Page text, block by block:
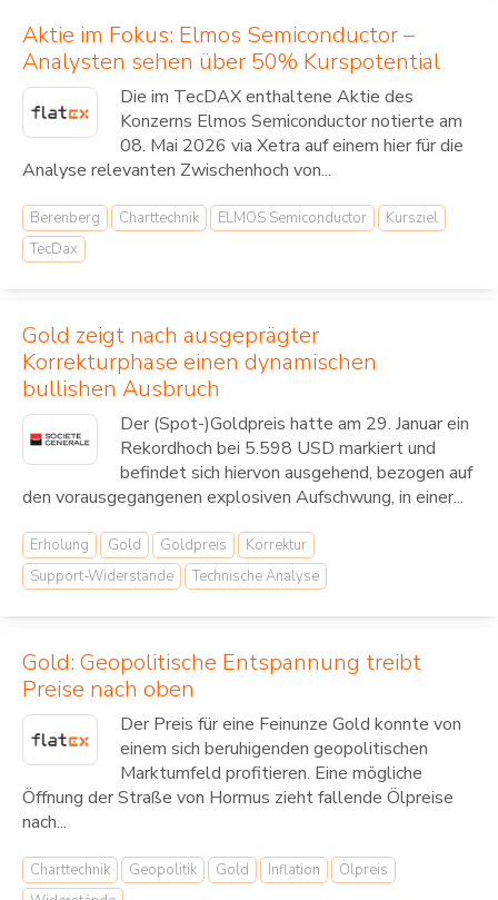
Aktie im Fokus: Elmos Semiconductor –
Analysten sehen über 50% Kurspotential
Die im TecDAX enthaltene Aktie des
Konzerns Elmos Semiconductor notierte am
08. Mai 2026 via Xetra auf einem hier für die
Analyse relevanten Zwischenhoch von...
Berenberg Charttechnik ELMOS Semiconductor
Kursziel
TecDax
Gold zeigt nach ausgeprägter
Korrekturphase einen dynamischen
bullishen Ausbruch
Der (Spot-)Goldpreis hatte am 29. Januar ein
Rekordhoch bei 5.598 USD markiert und
befindet sich hiervon ausgehend, bezogen auf
den vorausgegangenen explosiven Aufschwung, in einer...
Erholung Gold Goldpreis
Korrektur
Support-Widerstände
Technische Analyse
Gold: Geopolitische Entspannung treibt
Preise nach oben
Der Preis für eine Feinunze Gold konnte von
einem sich beruhigenden geopolitischen
Marktumfeld profitieren. Eine mögliche
Öffnung der Straße von Hormus zieht fallende Ölpreise
nach...
Charttechnik Geopolitik Gold Inflation
Ölpreis